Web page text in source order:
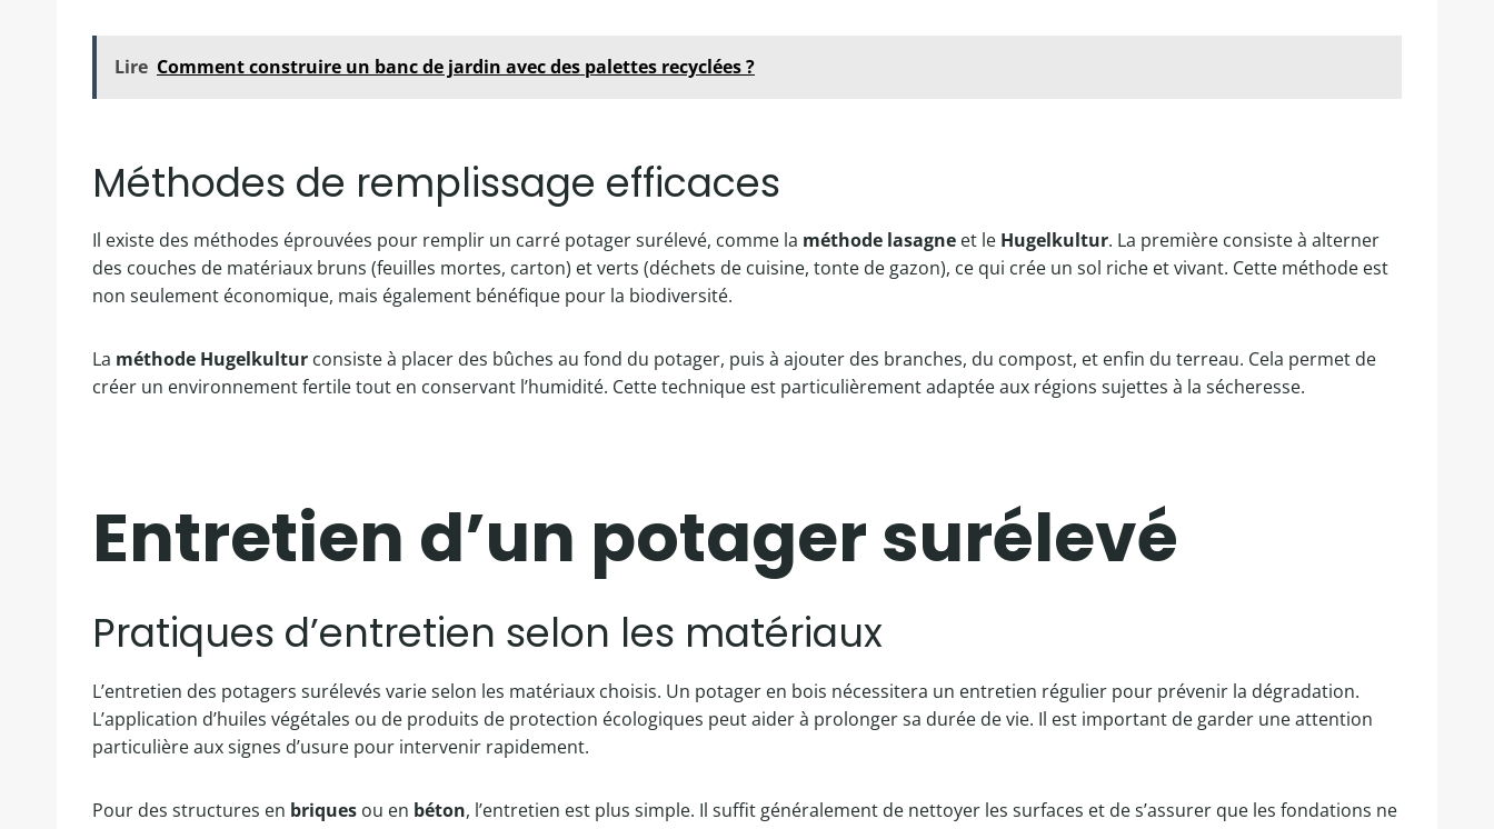
Lire Comment construire un banc de jardin avec des palettes recyclées ?
Méthodes de remplissage efficaces
Il existe des méthodes éprouvées pour remplir un carré potager surélevé, comme la méthode lasagne et le Hugelkultur. La première consiste à alterner
des couches de matériaux bruns (feuilles mortes, carton) et verts (déchets de cuisine, tonte de gazon), ce qui crée un sol riche et vivant. Cette méthode est
non seulement économique, mais également bénéfique pour la biodiversité.
La méthode Hugelkultur consiste à placer des bûches au fond du potager, puis à ajouter des branches, du compost, et enfin du terreau. Cela permet de
créer un environnement fertile tout en conservant l’humidité. Cette technique est particulièrement adaptée aux régions sujettes à la sécheresse.
Entretien d’un potager surélevé
Pratiques d’entretien selon les matériaux
L’entretien des potagers surélevés varie selon les matériaux choisis. Un potager en bois nécessitera un entretien régulier pour prévenir la dégradation.
L’application d’huiles végétales ou de produits de protection écologiques peut aider à prolonger sa durée de vie. Il est important de garder une attention
particulière aux signes d’usure pour intervenir rapidement.
Pour des structures en briques ou en béton, l’entretien est plus simple. Il suffit généralement de nettoyer les surfaces et de s’assurer que les fondations ne